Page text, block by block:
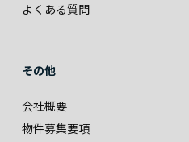
よくある質問
その他
会社概要
物件募集要項